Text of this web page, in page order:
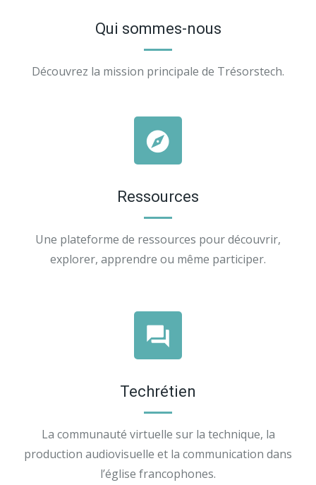
Qui sommes-nous
Découvrez la mission principale de Trésorstech.
Ressources
Une plateforme de ressources pour découvrir,
explorer, apprendre ou même participer.
Techrétien
La communauté virtuelle sur la technique, la
production audiovisuelle et la communication dans
l’église francophones.